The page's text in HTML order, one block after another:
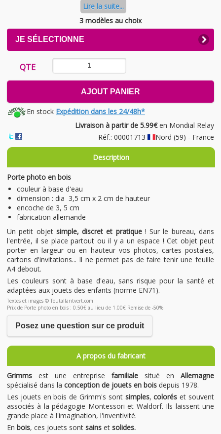
Lire la suite...
3 modèles au choix
JE SÉLECTIONNE
EXPAND
CONTENTS
QTE
AJOUT PANIER
En stock Expédition dans les 24/48h*
Livraison à partir de 5.99€en Mondial Relay
Réf.: 00001713
Nord (59) - France
Description
Porte photo en bois
couleur à base d'eau
dimension : dia 3,5 cm x 2 cm de hauteur
encoche de 3, 5 cm
fabrication allemande
Un petit objet simple, discret et pratique ! Sur le bureau, dans
l'entrée, il se place partout ou il y a un espace ! Cet objet peut
porter en largeur ou en hauteur vos photos, cartes postales,
cartons d'invitations... Il ne permet pas de faire tenir une feuille
A4 debout.
Les couleurs sont à base d'eau, sans risque pour la santé et
adaptées aux jouets des enfants (norme EN71).
Textes et images © Toutallantvert.com
Prix de Porte photo en bois : 0.50€ au lieu de 1.00€ Remise de -50%
Posez une question sur ce produit
A propos du fabricant
Grimms est une entreprise familiale situé en Allemagne
spécialisé dans la conception de jouets en bois depuis 1978.
Les jouets en bois de Grimm's sont simples,coloréset souvent
associés à la pédagogie Montessori et Waldorf. Ils laissent une
grande place à l'imagination, l'inventivité.
En bois, ces jouets sont sains et solides.